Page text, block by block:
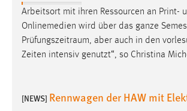
Arbeitsort mit ihren Ressourcen an Print-
Onlinemedien wird über das ganze
Prüfungszeitraum, aber auch in den
Zeiten intensiv genutzt“, so Christina
[NEWS] Rennwagen der HAW mit
Zweck:
Wird benötigt um die Chatfunktion nutzen
Cookie Laufzeit: